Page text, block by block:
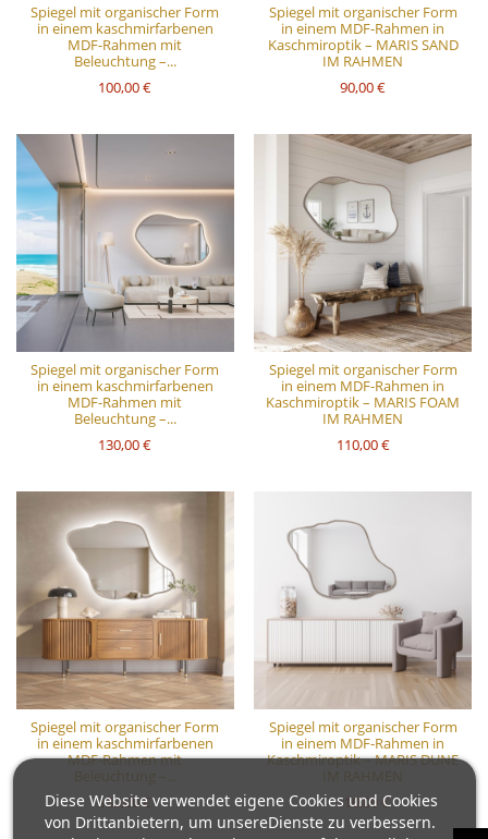
Spiegel mit organischer Form
in einem kaschmirfarbenen
MDF-Rahmen mit
Beleuchtung –...
100,00 €
Spiegel mit organischer Form
in einem MDF-Rahmen in
Kaschmiroptik – MARIS SAND
IM RAHMEN
90,00 €
Spiegel mit organischer Form
in einem kaschmirfarbenen
MDF-Rahmen mit
Beleuchtung –...
130,00 €
Spiegel mit organischer Form
in einem MDF-Rahmen in
Kaschmiroptik – MARIS FOAM
IM RAHMEN
110,00 €
Spiegel mit organischer Form
in einem kaschmirfarbenen
MDF-Rahmen mit
130,00 €
Spiegel mit organischer Form
in einem MDF-Rahmen in
Kaschmiroptik – MARIS DUNE
110,00 €
Diese Website verwendet eigene Cookies und Cookies
von Drittanbietern, um unsereDienste zu verbessern.